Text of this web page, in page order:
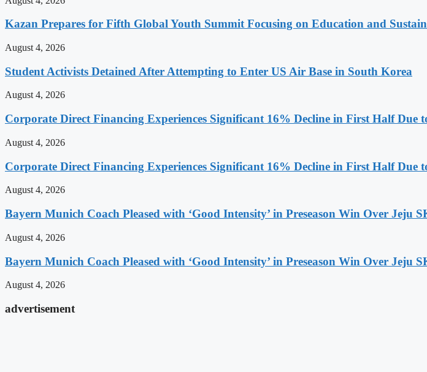
Kazan Prepares for Fifth Global Youth Summit Focusing on Education and
August 4, 2026
Student Activists Detained After Attempting to Enter US Air Base in South Korea
August 4, 2026
Corporate Direct Financing Experiences Significant 16% Decline in First Half Due
August 4, 2026
Corporate Direct Financing Experiences Significant 16% Decline in First Half Due
August 4, 2026
Bayern Munich Coach Pleased with ‘Good Intensity’ in Preseason Win Over Jeju
August 4, 2026
Bayern Munich Coach Pleased with ‘Good Intensity’ in Preseason Win Over Jeju
August 4, 2026
advertisement